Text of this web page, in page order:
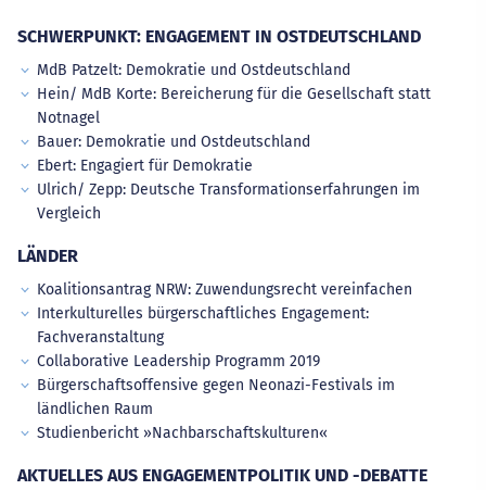
SCHWERPUNKT: ENGAGEMENT IN OSTDEUTSCHLAND
MdB Patzelt: Demokratie und Ostdeutschland
Hein/ MdB Korte: Bereicherung für die Gesellschaft statt
Notnagel
Bauer: Demokratie und Ostdeutschland
Ebert: Engagiert für Demokratie
Ulrich/ Zepp: Deutsche Transformationserfahrungen im
Vergleich
LÄNDER
Koalitionsantrag NRW: Zuwendungsrecht vereinfachen
Interkulturelles bürgerschaftliches Engagement:
Fachveranstaltung
Collaborative Leadership Programm 2019
Bürgerschaftsoffensive gegen Neonazi-Festivals im
ländlichen Raum
Studienbericht »Nachbarschaftskulturen«
AKTUELLES AUS ENGAGEMENTPOLITIK UND -DEBATTE